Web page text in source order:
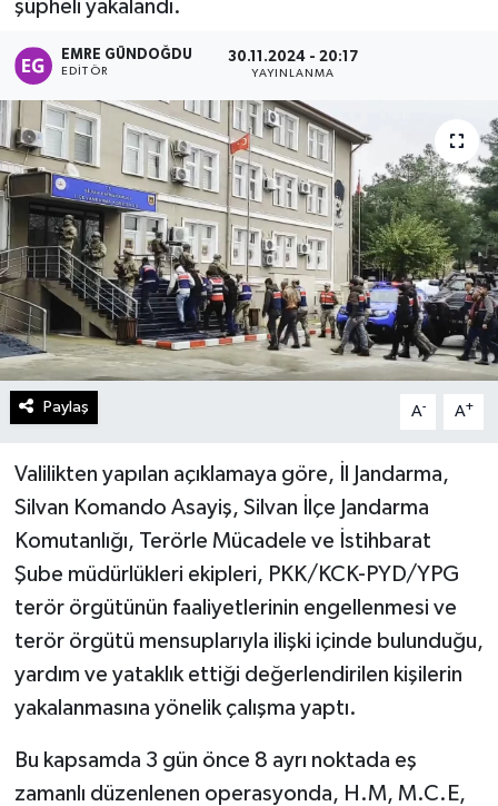
şüpheli yakalandı.
EMRE GÜNDOĞDU
EDITÖR
30.11.2024 - 20:17
YAYINLANMA
Paylaş A- A+
Valilikten yapılan açıklamaya göre, İl Jandarma,
Silvan Komando Asayiş, Silvan İlçe Jandarma
Komutanlığı, Terörle Mücadele ve İstihbarat
Şube müdürlükleri ekipleri, PKK/KCK-PYD/YPG
terör örgütünün faaliyetlerinin engellenmesi ve
terör örgütü mensuplarıyla ilişki içinde bulunduğu,
yardım ve yataklık ettiği değerlendirilen kişilerin
yakalanmasına yönelik çalışma yaptı.
Bu kapsamda 3 gün önce 8 ayrı noktada eş
zamanlı düzenlenen operasyonda, H.M, M.C.E,
Teknoloji
Turizm
Kültür - Sanat
Lider Haber TV Canlı Yayın izle
Haber Arşivi